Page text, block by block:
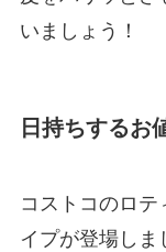
いましょう！
日持ちするお
コストコのロテ
イプが登場しま